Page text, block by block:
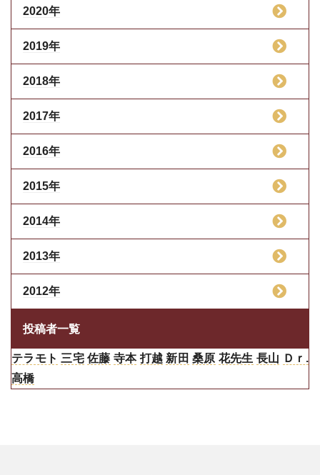
2020年
2019年
2018年
2017年
2016年
2015年
2014年
2013年
2012年
投稿者一覧
テラモト 三宅 佐藤 寺本 打越 新田 桑原 花先生 長山 Ｄｒ.
高橋